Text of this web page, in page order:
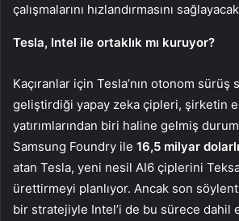
çalışmalarını hızlandırmasını
Tesla, Intel ile ortaklık mı kuruyor?
Kaçıranlar için Tesla’nın otonom
geliştirdiği yapay zeka çipleri, şirketin
yatırımlarından biri haline gelmiş
Samsung Foundry ile 16,5 milyar
atan Tesla, yeni nesil AI6 çiplerini
ürettirmeyi planlıyor. Ancak son
bir stratejiyle Intel’i de bu sürece dahil